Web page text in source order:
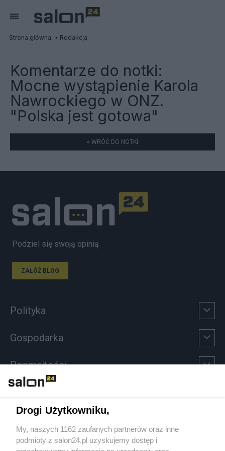
Strona główna Redakcja
Komentarze do notki:
Mocne wystąpienie Karola
Nawrockiego w ONZ.
"Polska jest gotowa"
« WRÓĆ DO NOTKI
Podziel się swoją opinią
ZAŁÓŻ BLOG
Polityka
Gospodarka
Rozmaitości
Sport
Społeczeństwo
Drogi Użytkowniku,
My, naszych 1162 zaufanych partnerów oraz inne
podmioty z salon24.pl uzyskujemy dostęp i